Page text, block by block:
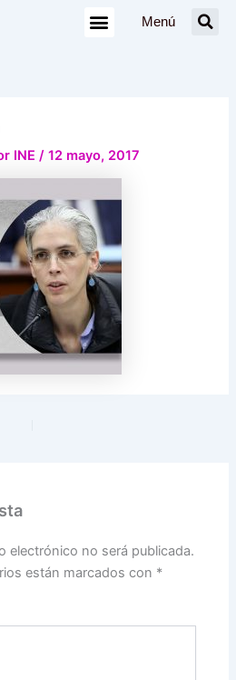
Menú
INE/12 mayo, 2017
electrónico no será publicada.
están marcados con *